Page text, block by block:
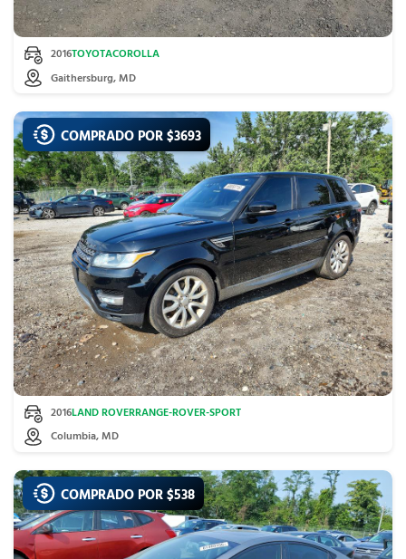
2016TOYOTACOROLLA
Gaithersburg, MD
COMPRADO POR $3693
2016LAND ROVERRANGE-ROVER-SPORT
Columbia, MD
COMPRADO POR $538